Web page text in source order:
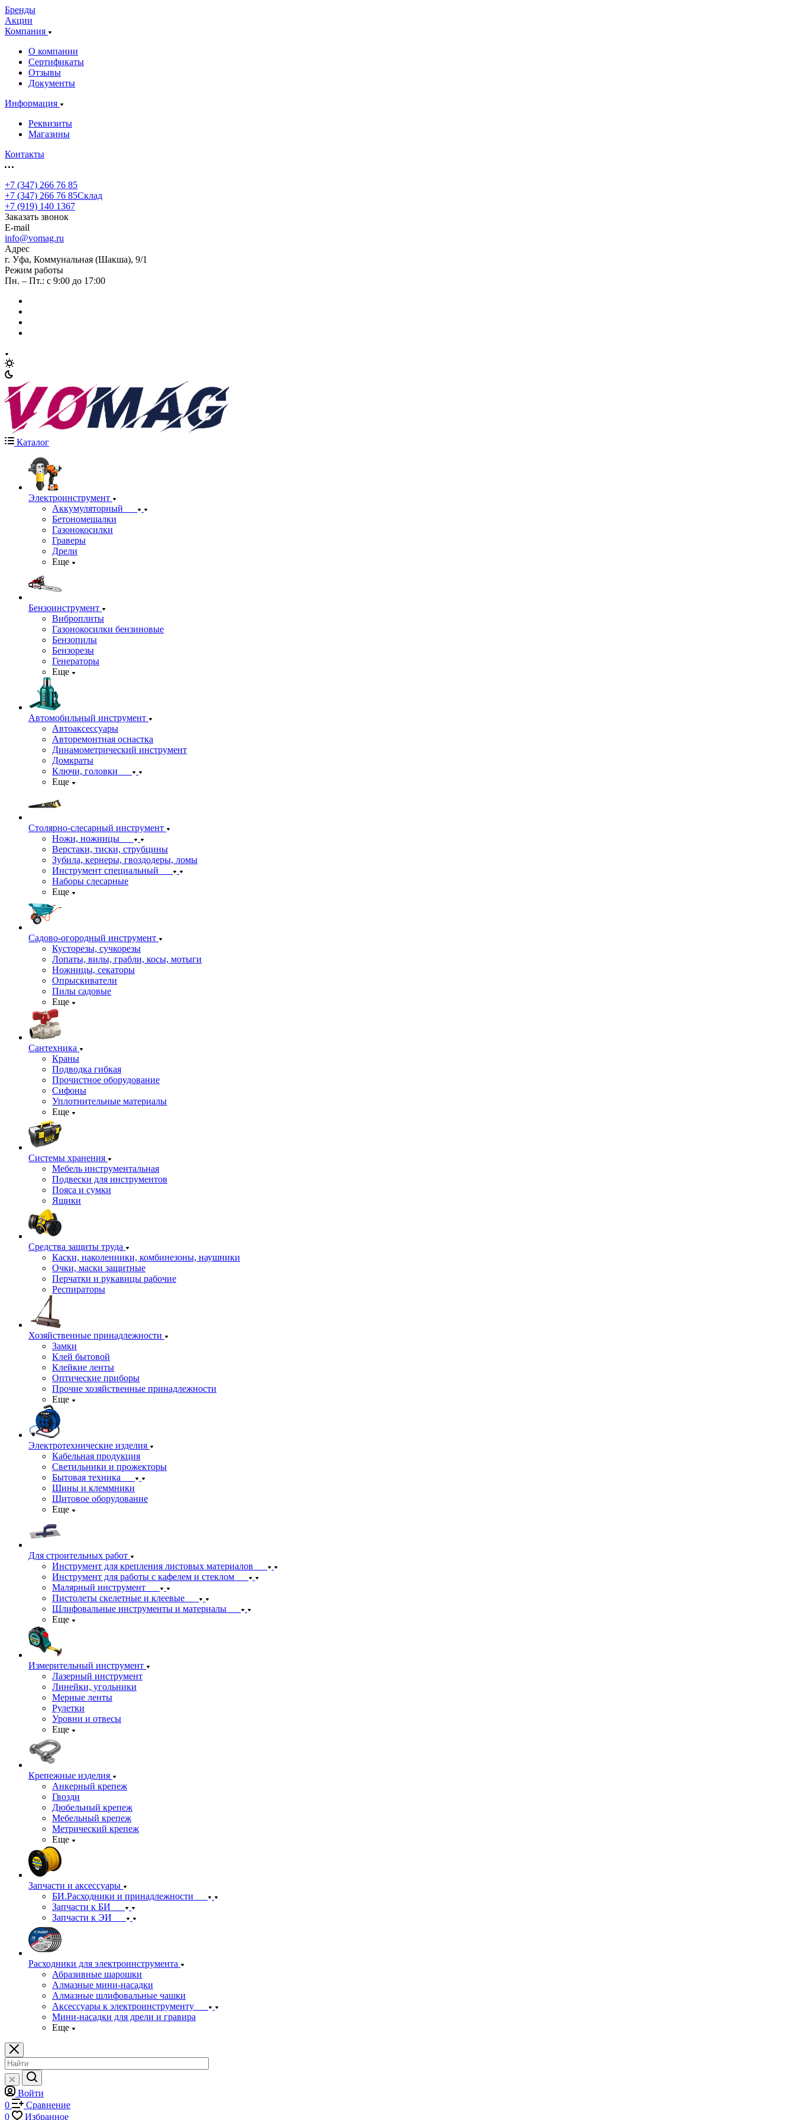
Бренды
Акции
Компания
О компании
Сертификаты
Отзывы
Документы
Информация
Реквизиты
Магазины
Контакты
+7 (347) 266 76 85
+7 (347) 266 76 85Склад
+7 (919) 140 1367
Заказать звонок
E-mail
info@vomag.ru
Адрес
г. Уфа, Коммунальная (Шакша), 9/1
Режим работы
Пн. – Пт.: с 9:00 до 17:00
Каталог
Электроинструмент
Аккумуляторный
Бетономешалки
Газонокосилки
Граверы
Дрели
Еще
Бензоинструмент
Виброплиты
Газонокосилки бензиновые
Бензопилы
Бензорезы
Генераторы
Еще
Автомобильный инструмент
Автоаксессуары
Авторемонтная оснастка
Динамометрический инструмент
Домкраты
Ключи, головки
Еще
Столярно-слесарный инструмент
Ножи, ножницы
Верстаки, тиски, струбцины
Зубила, кернеры, гвоздодеры, ломы
Инструмент специальный
Наборы слесарные
Еще
Садово-огородный инструмент
Кусторезы, сучкорезы
Лопаты, вилы, грабли, косы, мотыги
Ножницы, секаторы
Опрыскиватели
Пилы садовые
Еще
Сантехника
Краны
Подводка гибкая
Прочистное оборудование
Сифоны
Уплотнительные материалы
Еще
Системы хранения
Мебель инструментальная
Подвески для инструментов
Пояса и сумки
Ящики
Средства защиты труда
Каски, наколенники, комбинезоны, наушники
Очки, маски защитные
Перчатки и рукавицы рабочие
Респираторы
Хозяйственные принадлежности
Замки
Клей бытовой
Клейкие ленты
Оптические приборы
Прочие хозяйственные принадлежности
Еще
Электротехнические изделия
Кабельная продукция
Светильники и прожекторы
Бытовая техника
Шины и клеммники
Щитовое оборудование
Еще
Для строительных работ
Инструмент для крепления листовых материалов
Инструмент для работы с кафелем и стеклом
Малярный инструмент
Пистолеты скелетные и клеевые
Шлифовальные инструменты и материалы
Еще
Измерительный инструмент
Лазерный инструмент
Линейки, угольники
Мерные ленты
Рулетки
Уровни и отвесы
Еще
Крепежные изделия
Анкерный крепеж
Гвозди
Дюбельный крепеж
Мебельный крепеж
Метрический крепеж
Еще
Запчасти и аксессуары
БИ.Расходники и принадлежности
Запчасти к БИ
Запчасти к ЭИ
Расходники для электроинструмента
Абразивные шарошки
Алмазные мини-насадки
Алмазные шлифовальные чашки
Аксессуары к электроинструменту
Мини-насадки для дрели и гравира
Еще
Войти
0
Сравнение
0
Избранное